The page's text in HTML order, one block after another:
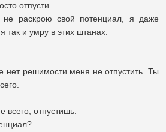
отпусти.
раскрою свой потенциал, я даже
и умру в этих штанах.
нет решимости меня не отпустить. Ты
всего, отпустишь.